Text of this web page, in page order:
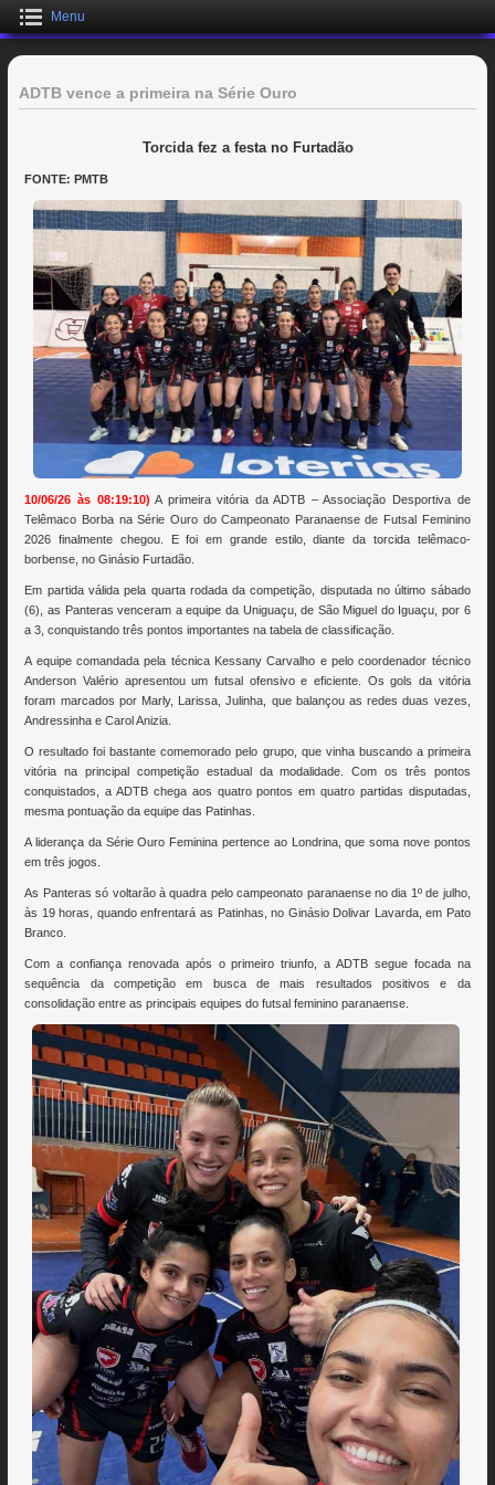
Menu
ADTB vence a primeira na Série Ouro
Torcida fez a festa no Furtadão
FONTE: PMTB
10/06/26 às 08:19:10) A primeira vitória da ADTB – Associação Desportiva de
Telêmaco Borba na Série Ouro do Campeonato Paranaense de Futsal Feminino
2026 finalmente chegou. E foi em grande estilo, diante da torcida telêmaco-
borbense, no Ginásio Furtadão.
Em partida válida pela quarta rodada da competição, disputada no último sábado
(6), as Panteras venceram a equipe da Uniguaçu, de São Miguel do Iguaçu, por 6
a 3, conquistando três pontos importantes na tabela de classificação.
A equipe comandada pela técnica Kessany Carvalho e pelo coordenador técnico
Anderson Valério apresentou um futsal ofensivo e eficiente. Os gols da vitória
foram marcados por Marly, Larissa, Julinha, que balançou as redes duas vezes,
Andressinha e Carol Anizia.
O resultado foi bastante comemorado pelo grupo, que vinha buscando a primeira
vitória na principal competição estadual da modalidade. Com os três pontos
conquistados, a ADTB chega aos quatro pontos em quatro partidas disputadas,
mesma pontuação da equipe das Patinhas.
A liderança da Série Ouro Feminina pertence ao Londrina, que soma nove pontos
em três jogos.
As Panteras só voltarão à quadra pelo campeonato paranaense no dia 1º de julho,
às 19 horas, quando enfrentará as Patinhas, no Ginásio Dolivar Lavarda, em Pato
Branco.
Com a confiança renovada após o primeiro triunfo, a ADTB segue focada na
sequência da competição em busca de mais resultados positivos e da
consolidação entre as principais equipes do futsal feminino paranaense.